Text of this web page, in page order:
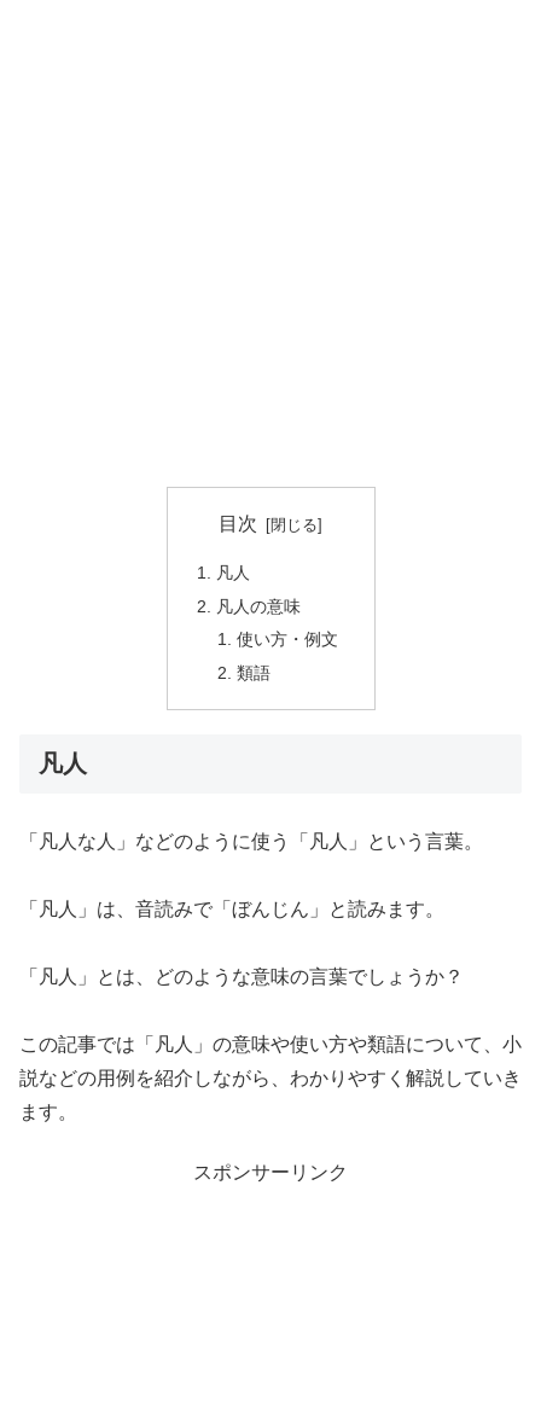
目次
凡人
凡人の意味
使い方・例文
類語
凡人
「凡人な人」などのように使う「凡人」という言葉。
「凡人」は、音読みで「ぼんじん」と読みます。
「凡人」とは、どのような意味の言葉でしょうか？
この記事では「凡人」の意味や使い方や類語について、小
説などの用例を紹介しながら、わかりやすく解説していき
ます。
スポンサーリンク